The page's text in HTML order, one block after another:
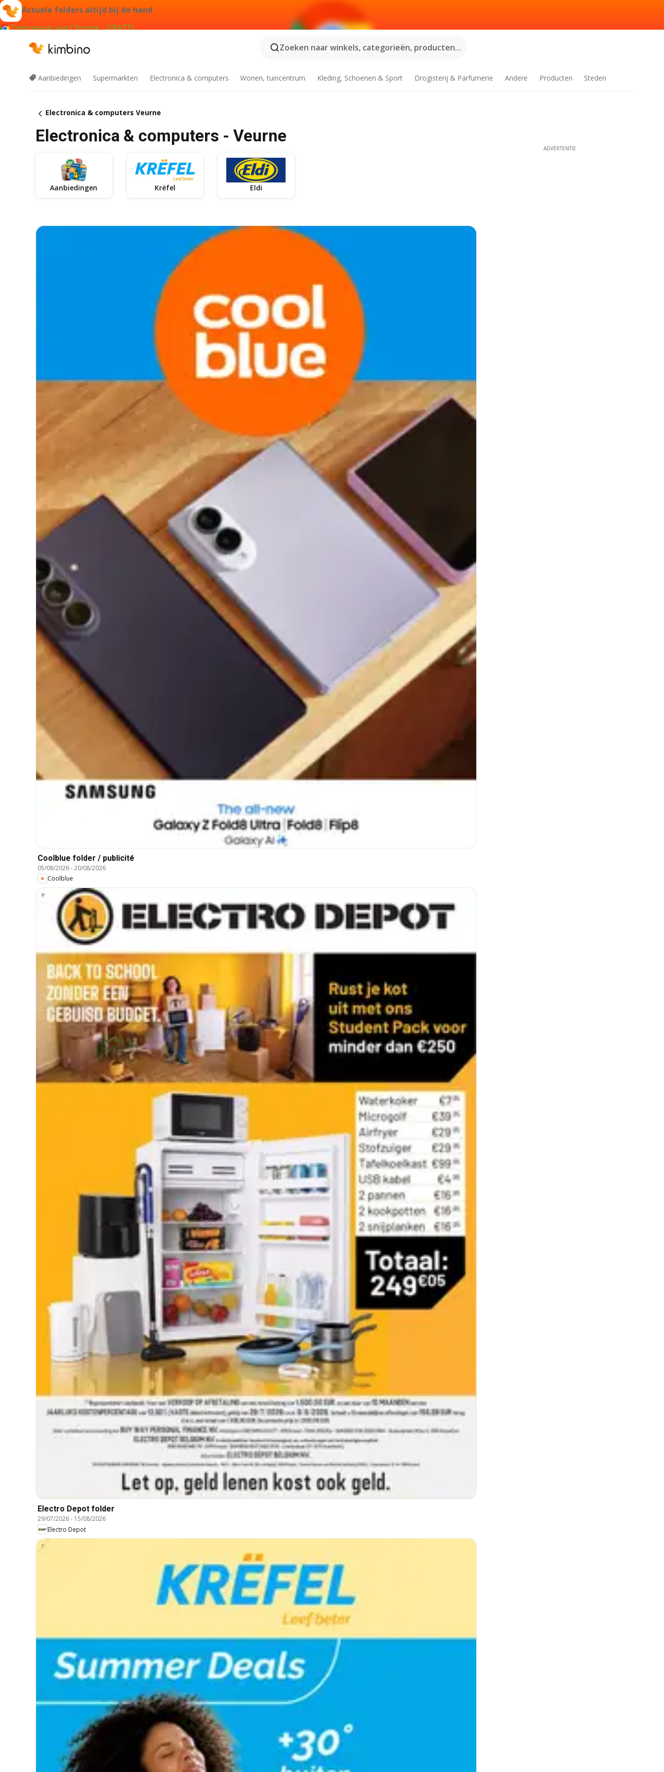
Actuele folders altijd bij de hand
Toevoegen aan Chrome - GRATIS
Zoeken naar winkels, categorieën, producten...
Aanbiedingen Supermarkten Electronica & computers Wonen, tuincentrum Kleding, Schoenen & Sport Drogisterij & Parfumerie Andere Producten Steden
Electronica & computers Veurne
Electronica & computers - Veurne
Aanbiedingen Krëfel Eldi
Coolblue folder / publicité
05/08/2026-20/08/2026
Coolblue
Electro Depot folder
29/07/2026- 15/08/2026
Electro Depot
ADVERTENTIE